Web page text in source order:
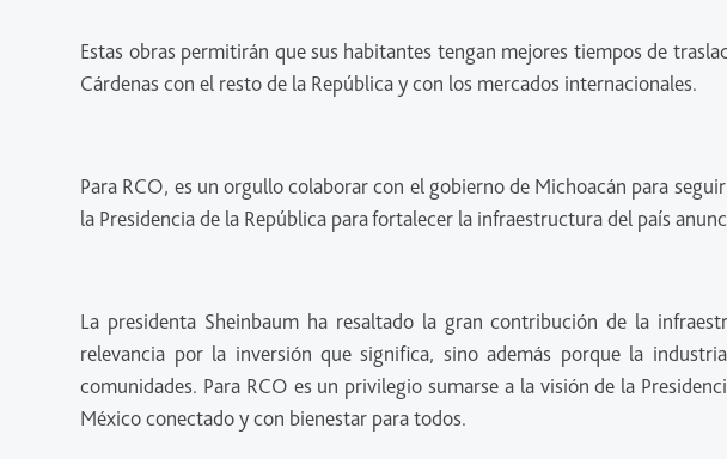
Estas obras permitirán que sus habitantes tengan mejores tiempos de
Cárdenas con el resto de la República y con los mercados internacionales.
Para RCO, es un orgullo colaborar con el gobierno de Michoacán para
la Presidencia de la República para fortalecer la infraestructura del país
La presidenta Sheinbaum ha resaltado la gran contribución de la
relevancia por la inversión que significa, sino además porque la
comunidades. Para RCO es un privilegio sumarse a la visión de la
México conectado y con bienestar para todos.